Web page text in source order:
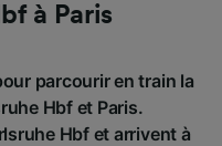
à Paris
parcourir en train la
Hbf et Paris.
Hbf et arrivent à